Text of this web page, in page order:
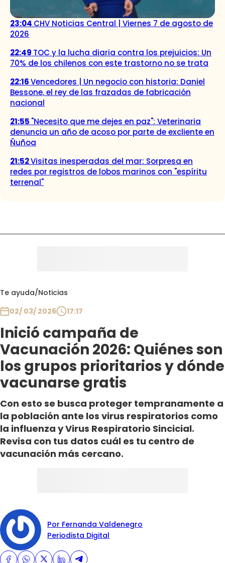
23:04 CHV Noticias Central | Viernes 7 de agosto de
2026
22:49 TOC y la lucha diaria contra los prejuicios: Un
70% de los chilenos con este trastorno no se trata
22:16Vencedores | Un negocio con historia: Daniel
Bessone, el rey de las frazadas de fabricación
nacional
21:55 "Necesito que me dejes en paz": Veterinaria
denuncia un año de acoso por parte de excliente en
Ñuñoa
21:52Visitas inesperadas del mar: Sorpresa en
redes por registros de lobos marinos con "espíritu
terrenal"
Te ayuda/Noticias
02/ 03/ 2026
17:17
Inició campaña de
Vacunación 2026: Quiénes son
los grupos prioritarios y dónde
vacunarse gratis
Con esto se busca proteger tempranamente a
la población ante los virus respiratorios como
la influenza y Virus Respiratorio Sincicial.
Revisa con tus datos cuál es tu centro de
vacunación más cercano.
Por Fernanda Valdenegro
Periodista Digital